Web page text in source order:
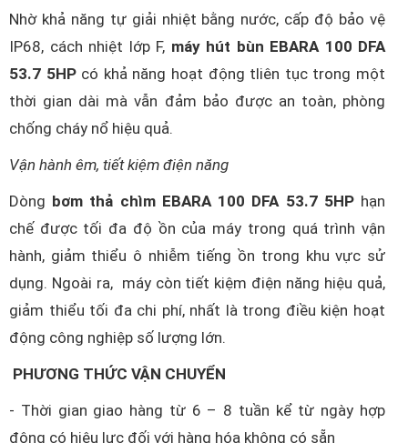
Nhờ khả năng tự giải nhiệt bằng nước, cấp độ bảo vệ
IP68, cách nhiệt lớp F, máy hút bùn EBARA 100 DFA
53.7 5HPcó khả năng hoạt động tliên tục trong một
thời gian dài mà vẫn đảm bảo được an toàn, phòng
chống cháy nổ hiệu quả.
Vận hành êm, tiết kiệm điện năng
Dòng bơm thả chìm EBARA 100 DFA 53.7 5HPhạn
chế được tối đa độ ồn của máy trong quá trình vận
hành, giảm thiểu ô nhiễm tiếng ồn trong khu vực sử
dụng. Ngoài ra, máy còn tiết kiệm điện năng hiệu quả,
giảm thiểu tối đa chi phí, nhất là trong điều kiện hoạt
động công nghiệp số lượng lớn.
PHƯƠNG THỨC VẬN CHUYỂN
- Thời gian giao hàng từ 6 – 8 tuần kể từ ngày hợp
động có hiệu lực đối với hàng hóa không có sẵn